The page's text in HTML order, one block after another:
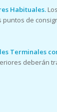
Habituales.
de
Terminales
deberán